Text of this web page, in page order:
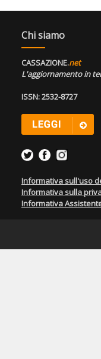
Chi siamo
CASSAZIONE.net
L'aggiornamento in
ISSN: 2532-8727
Informativa sull'uso
Informativa sulla
Informativa